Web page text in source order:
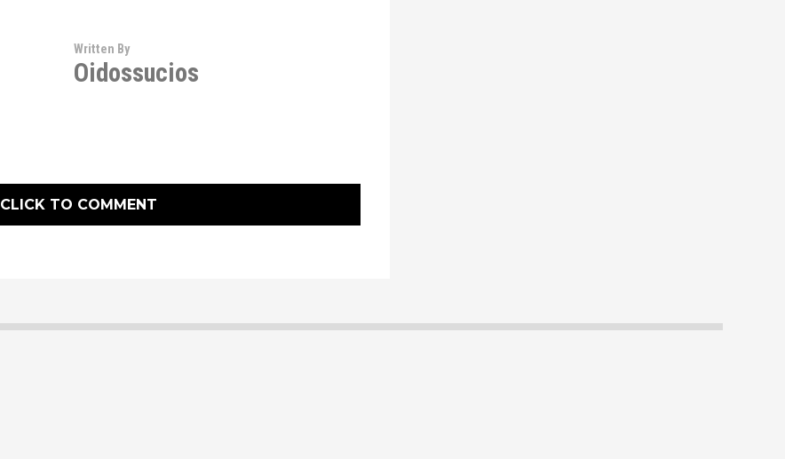
Written By
Oidossucios
CLICK TO COMMENT